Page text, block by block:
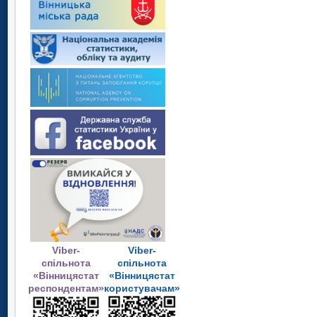
Viber-
спільнота
«Вінницястат
респондентам»
Viber-
спільнота
«Вінницястат
користувачам»